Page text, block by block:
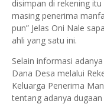
disimpan di rekening
masing penerima
pun” Jelas Oni Nale
ahli yang satu ini.
Selain informasi
Dana Desa melalui
Keluarga Penerima
tentang adanya